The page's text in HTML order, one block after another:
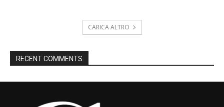
CARICA ALTRO
RECENT COMMENTS